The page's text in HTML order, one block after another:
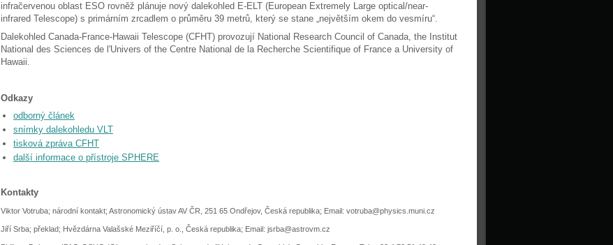
infračervenou oblast ESO rovněž plánuje nový dalekohled E-ELT (European Extremely Large optical/near-
infrared Telescope) s primárním zrcadlem o průměru 39 metrů, který se stane „největším okem do vesmíru“.
Dalekohled Canada-France-Hawaii Telescope (CFHT) provozují National Research Council of Canada, the Institut
National des Sciences de l'Univers of the Centre National de la Recherche Scientifique of France a University of
Hawaii.
Odkazy
odborný článek
snímky dalekohledu VLT
tisková zpráva CFHT
další informace o přístroje SPHERE
Kontakty
Viktor Votruba; národní kontakt; Astronomický ústav AV ČR, 251 65 Ondřejov, Česká republika; Email: votruba@physics.muni.cz
Jiří Srba; překlad; Hvězdárna Valašské Meziříčí, p. o., Česká republika; Email: jsrba@astrovm.cz